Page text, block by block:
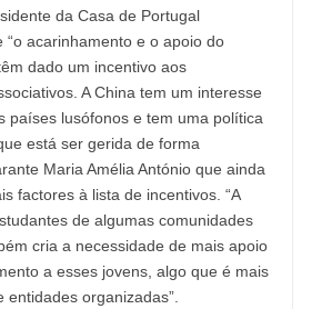
da Casa de Portugal
“o acarinhamento e o apoio do
dado um incentivo aos
A China tem um interesse
países lusófonos e tem uma política
está ser gerida de forma
Maria Amélia António que ainda
factores à lista de incentivos. “A
de algumas comunidades
cria a necessidade de mais apoio
a esses jovens, algo que é mais
entidades organizadas”.